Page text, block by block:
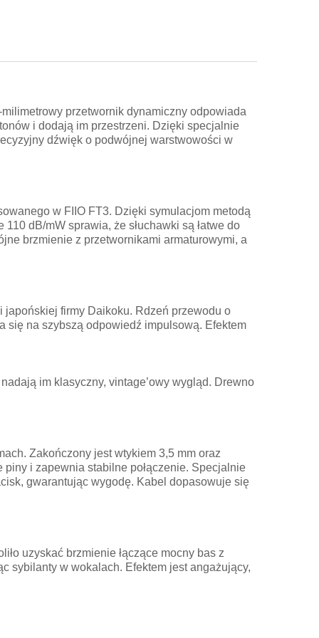
przetwornik dynamiczny odpowiada
i dodają im przestrzeni. Dzięki specjalnie
dźwięk o podwójnej warstwowości w
w FIIO FT3. Dzięki symulacjom metodą
dB/mW sprawia, że słuchawki są łatwe do
brzmienie z przetwornikami armaturowymi, a
firmy Daikoku. Rdzeń przewodu o
się na szybszą odpowiedź impulsową. Efektem
im klasyczny, vintage’owy wygląd. Drewno
Zakończony jest wtykiem 3,5 mm oraz
piny i zapewnia stabilne połączenie. Specjalnie
gwarantując wygodę. Kabel dopasowuje się
uzyskać brzmienie łączące mocny bas z
sybilanty w wokalach. Efektem jest angażujący,